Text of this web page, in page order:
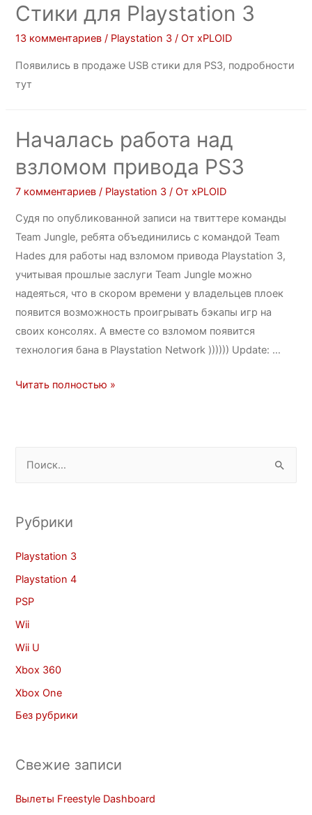
Стики для Playstation 3
13 комментариев / Playstation 3 / ОтxPLOID
Появились в продаже USB стики для PS3, подробности
тут
Началась работа над
взломом привода PS3
7 комментариев / Playstation 3 / ОтxPLOID
Судя по опубликованной записи на твиттере команды
Team Jungle, ребята объединились с командой Team
Hades для работы над взломом привода Playstation 3,
учитывая прошлые заслуги Team Jungle можно
надеяться, что в скором времени у владельцев плоек
появится возможность проигрывать бэкапы игр на
своих консолях. А вместе со взломом появится
технология бана в Playstation Network )))))) Update: …
Читать полностью »
Рубрики
Playstation 3
Playstation 4
PSP
Wii
Wii U
Xbox 360
Xbox One
Без рубрики
Свежие записи
Вылеты Freestyle Dashboard